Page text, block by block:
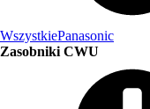
WszystkiePanasonic
Zasobniki CWU